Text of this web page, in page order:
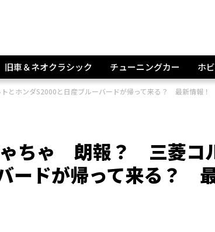
旧車＆ネオクラシック チューニングカー ホ
とホンダS2000と日産ブルーバードが帰って来る？ 最新情報！
ゃちゃ 朗報？ 三菱コ
ードが帰って来る？